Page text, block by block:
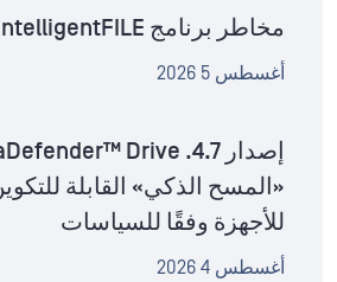
مخاطر برنامج IntelligentFILE
أغسطس 5 2026
«المسح الذكي» القابلة
للأجهزة وفقًا للسياسات
أغسطس 4 2026